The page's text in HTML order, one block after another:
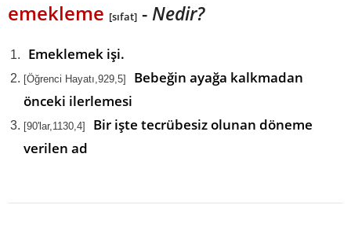
emekleme [sıfat] -Nedir?
Emeklemek işi.
[Öğrenci Hayatı,929,5]
Bebeğin ayağa kalkmadan
önceki ilerlemesi
[90'lar,1130,4]
Bir işte tecrübesiz olunan döneme
verilen ad